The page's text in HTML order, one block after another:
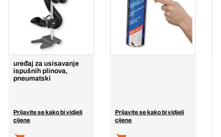
uređaj za usisavanje
ispušnih plinova,
pneumatski
Prijavite se kako bi vidjeli
cijene
Prijavite se kako bi vidjeli
cijene